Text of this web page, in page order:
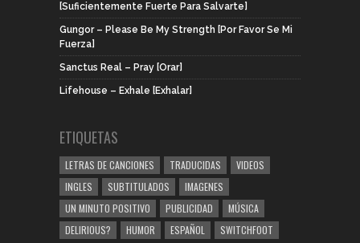
[Suficientemente Fuerte Para Salvarte]
Gungor – Please Be My Strength [Por Favor Se Mi
Fuerza]
Sanctus Real – Pray [Orar]
Lifehouse – Exhale [Exhalar]
ETIQUETAS
LETRAS DE CANCIONES TRADUCIDAS
VIDEOS
INGLES
SUBTITULADOS
IMAGENES
UN MINUTO POSITIVO
PUBLICIDAD
MÚSICA
DELIRIOUS?
HUMOR ESPAÑOL SWITCHFOOT